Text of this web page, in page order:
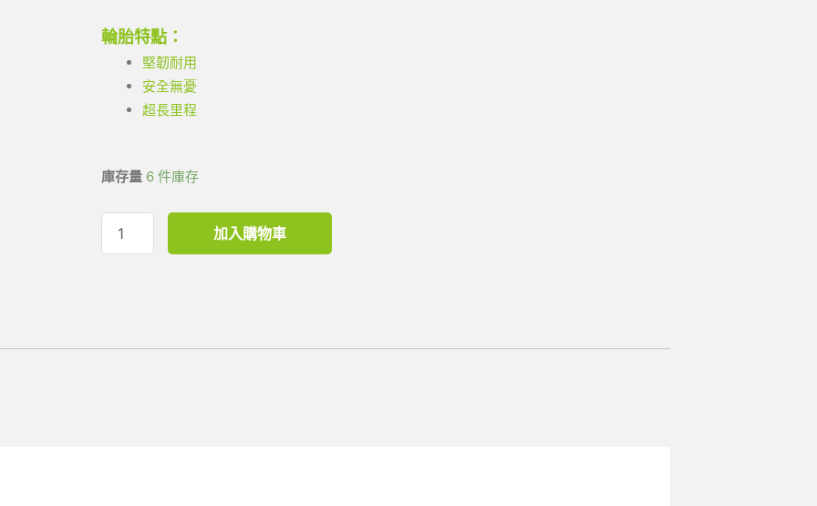
輪胎特點：
堅韌耐用
安全無憂
超長里程
庫存量 6 件庫存
加入購物車